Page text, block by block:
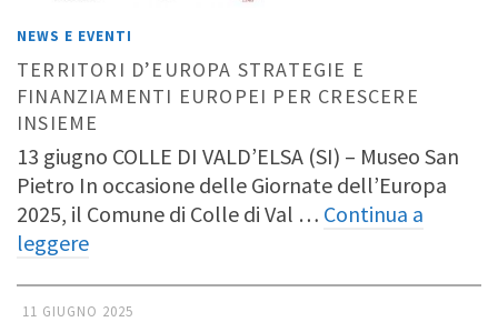
NEWS E EVENTI
TERRITORI D’EUROPA STRATEGIE E
FINANZIAMENTI EUROPEI PER CRESCERE
INSIEME
13 giugno COLLE DI VALD’ELSA (SI) – Museo San
Pietro In occasione delle Giornate dell’Europa
2025, il Comune di Colle di Val … Continua a
leggere
11 GIUGNO 2025